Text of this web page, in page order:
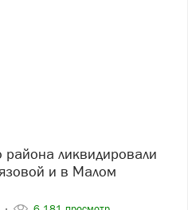
и в Малом